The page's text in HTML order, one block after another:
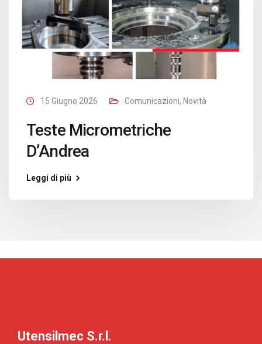
15 Giugno 2026 Comunicazioni, Novità
Teste Micrometriche
D’Andrea
Leggi di più
Utensilmec S.r.l.